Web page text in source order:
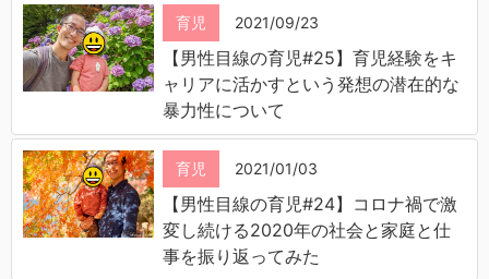
育児 2021/09/23
【男性目線の育児#25】育児経験をキ
ャリアに活かすという発想の潜在的な
暴力性について
育児 2021/01/03
【男性目線の育児#24】コロナ禍で激
変し続ける2020年の社会と家庭と仕
事を振り返ってみた